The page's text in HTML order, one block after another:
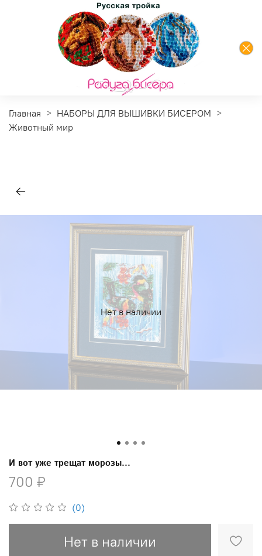
Главная
НАБОРЫ ДЛЯ ВЫШИВКИ БИСЕРОМ
Животный мир
Нет в наличии
(0)
И вот уже трещат морозы...
700 ₽
Нет в наличии